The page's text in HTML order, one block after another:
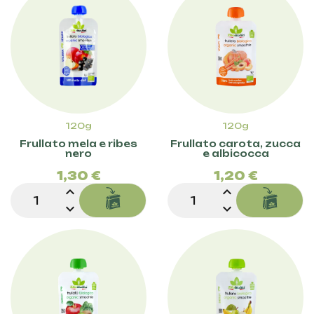
120g
Frullato mela e ribes
nero
Prezzo
1,30 €
expand_less
expand_more
120g
Frullato carota, zucca
e albicocca
1,20 €
expand_less
expand_more